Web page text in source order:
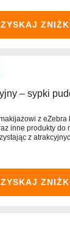
– sypki
z
inne produkty do
z